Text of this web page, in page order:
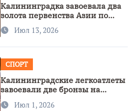
Калининградка завоевала два
золота первенства Азии по
метанию ножа
Июл 13, 2026
СПОРТ
Калининградские легкоатлеты
завоевали две бронзы на
первенстве России
Июл 1, 2026